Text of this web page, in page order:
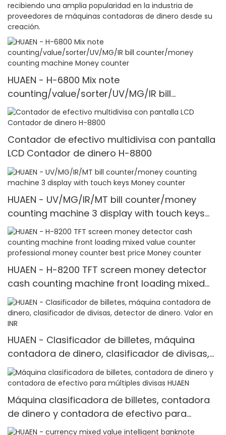
recibiendo una amplia popularidad en la industria de
proveedores de máquinas contadoras de dinero desde su
creación.
HUAEN - H-6800 Mix note
counting/value/sorter/UV/MG/IR bill
counter/money counting machine Money
counter
Contador de efectivo multidivisa con pantalla
LCD Contador de dinero H-8800
HUAEN - UV/MG/IR/MT bill counter/money
counting machine 3 display with touch keys
Money counter
HUAEN - H-8200 TFT screen money detector
cash counting machine front loading mixed
value counter professional money counter
best price Money counter
HUAEN - Clasificador de billetes, máquina
contadora de dinero, clasificador de divisas,
detector de dinero. Valor en INR
Máquina clasificadora de billetes, contadora
de dinero y contadora de efectivo para
múltiples divisas HUAEN